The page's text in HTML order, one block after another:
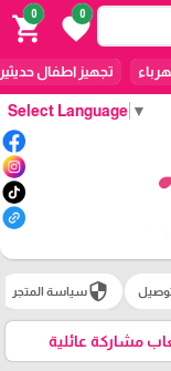
Select Language ▼
0
favorite
0
shopping_cart
تجهيز اطفال
securityسياسة المتجر
مشاركة عائلية